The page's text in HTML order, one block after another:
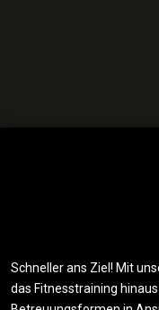
Schneller ans Ziel! Mit
das Fitnesstraining